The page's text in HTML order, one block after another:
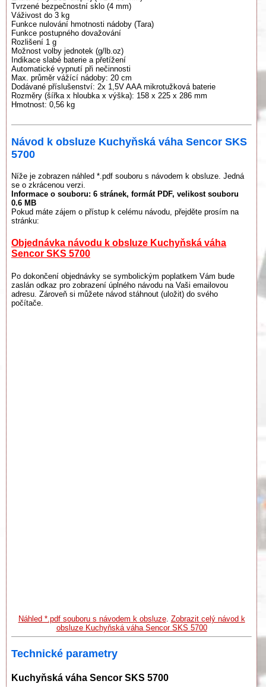
Tvrzené bezpečnostní sklo (4 mm)
Váživost do 3 kg
Funkce nulování hmotnosti nádoby (Tara)
Funkce postupného dovažování
Rozlišení 1 g
Možnost volby jednotek (g/lb.oz)
Indikace slabé baterie a přetížení
Automatické vypnutí při nečinnosti
Max. průměr vážící nádoby: 20 cm
Dodávané příslušenství: 2x 1,5V AAA mikrotužková baterie
Rozměry (šířka x hloubka x výška): 158 x 225 x 286 mm
Hmotnost: 0,56 kg
Návod k obsluze Kuchyňská váha Sencor SKS
5700
Níže je zobrazen náhled *.pdf souboru s návodem k obsluze. Jedná
se o zkrácenou verzi.
Informace o souboru: 6 stránek, formát PDF, velikost souboru
0.6 MB
Pokud máte zájem o přístup k celému návodu, přejděte prosím na
stránku:
Objednávka návodu k obsluze Kuchyňská váha
Sencor SKS 5700
Po dokončení objednávky se symbolickým poplatkem Vám bude
zaslán odkaz pro zobrazení úplného návodu na Vaši emailovou
adresu. Zároveň si můžete návod stáhnout (uložit) do svého
počítače.
Náhled *.pdf souboru s návodem k obsluze. Zobrazit celý návod k
obsluze Kuchyňská váha Sencor SKS 5700
Technické parametry
Kuchyňská váha Sencor SKS 5700